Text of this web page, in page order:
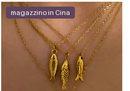
magazzino in Cina